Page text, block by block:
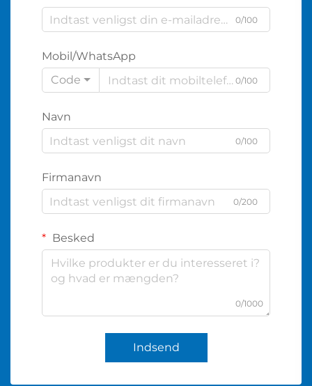
0/100
Mobil/WhatsApp
Code
0/100
Navn
0/100
Firmanavn
0/200
Besked
0/1000
Indsend